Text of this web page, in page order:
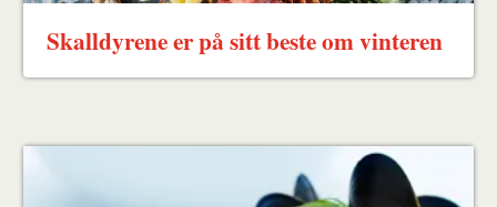
Skalldyrene er på sitt beste om vinteren